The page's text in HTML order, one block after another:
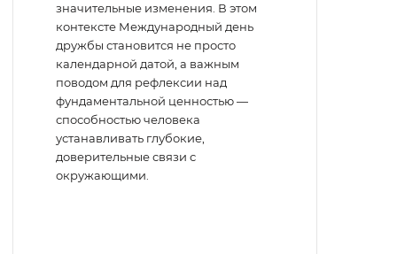
значительные изменения. В этом
контексте Международный день
дружбы становится не просто
календарной датой, а важным
поводом для рефлексии над
фундаментальной ценностью —
способностью человека
устанавливать глубокие,
доверительные связи с
окружающими.